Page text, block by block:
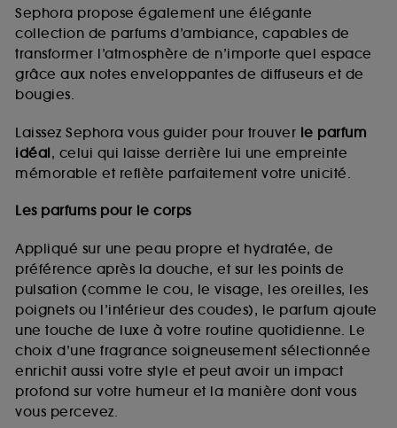
Sephora propose également une élégante
collection de parfums d’ambiance, capables de
transformer l’atmosphère de n’importe quel espace
grâce aux notes enveloppantes de diffuseurs et de
bougies.
Laissez Sephora vous guider pour trouver le parfum
idéal, celui qui laisse derrière lui une empreinte
mémorable et reflète parfaitement votre unicité.
Les parfums pour le corps
Appliqué sur une peau propre et hydratée, de
préférence après la douche, et sur les points de
pulsation (comme le cou, le visage, les oreilles, les
poignets ou l’intérieur des coudes), le parfum ajoute
une touche de luxe à votre routine quotidienne. Le
choix d’une fragrance soigneusement sélectionnée
enrichit aussi votre style et peut avoir un impact
profond sur votre humeur et la manière dont vous
vous percevez.
de vous plaire via des publicités, y compris sur des
sites tiers et sur les réseaux sociaux, sur la base
des pages que vous avez consultées, de votre
navigation, et de l'historique de vos interactions.
d’en améliorer la performance.
Cookies de sécurisation des paiements en ligne :
fraudes aux moyens de paiement et les
usurpations d’identité.
Cookies fonctionnels :il s’agit de cookies
permettant l’affichage et/ou la fourniture de
certaines fonctionnalités du site, tel que les
cookies d’authentification qui sont utilisés afin de
vous faire bénéficier de l’authentification
prolongée vous permettant d’accéder à votre
compte lors de votre prochaine visite sur le site
sans saisir à nouveau votre identifiant et mot de
passe.